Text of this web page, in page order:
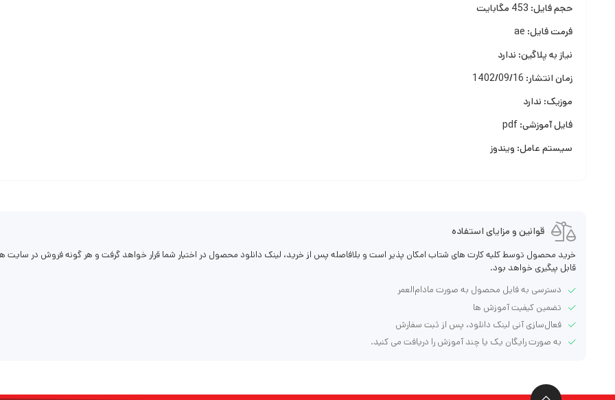
حجم فایل: 453 مگابایت
فرمت فایل: ae
نیاز به پلاگین: ندارد
زمان انتشار: 1402/09/16
موزیک: ندارد
فایل آموزشی: pdf
سیستم عامل: ویندوز
قوانین و مزایای استفاده
خرید محصول توسط کلیه کارت های شتاب امکان پذیر است و بلافاصله پس از خرید، لینک دانلود محصول در اختیار شما قرار خواهد گرفت و هر گونه فروش در سایت
قابل پیگیری خواهد بود.
دسترسی به فایل محصول به صورت مادام‌العمر
تضمین کیفیت آموزش ها
فعال‌سازی آنی لینک دانلود، پس از ثبت سفارش
به صورت رایگان یک یا چند آموزش را دریافت می کنید.